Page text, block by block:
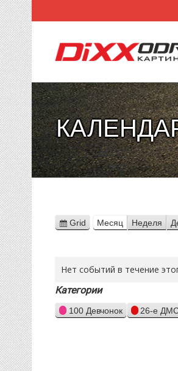
View
Grid Месяц Неделя
Нет событий в течение
Категории
100 Девчонок 26-е